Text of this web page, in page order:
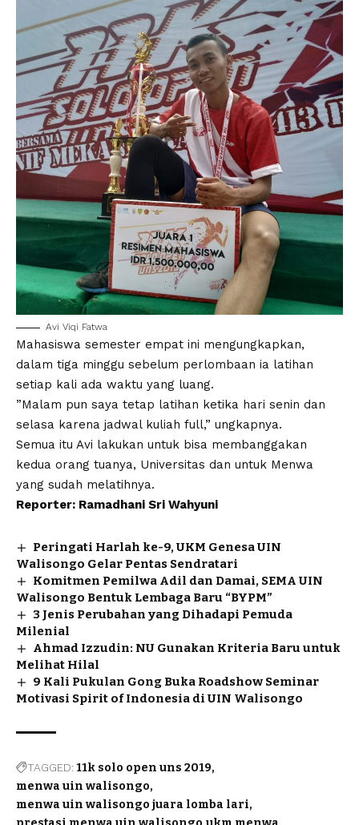
Avi Viqi Fatwa
Mahasiswa semester empat ini mengungkapkan,
dalam tiga minggu sebelum perlombaan ia latihan
setiap kali ada waktu yang luang.
”Malam pun saya tetap latihan ketika hari senin dan
selasa karena jadwal kuliah full,” ungkapnya.
Semua itu Avi lakukan untuk bisa membanggakan
kedua orang tuanya, Universitas dan untuk Menwa
yang sudah melatihnya.
Reporter: Ramadhani Sri Wahyuni
Peringati Harlah ke-9, UKM Genesa UIN
Walisongo Gelar Pentas Sendratari
Komitmen Pemilwa Adil dan Damai, SEMA UIN
Walisongo Bentuk Lembaga Baru “BYPM”
3 Jenis Perubahan yang Dihadapi Pemuda
Milenial
Ahmad Izzudin: NU Gunakan Kriteria Baru untuk
Melihat Hilal
9 Kali Pukulan Gong Buka Roadshow Seminar
Motivasi Spirit of Indonesia di UIN Walisongo
TAGGED:11k solo open uns 2019
menwa uin walisongo
menwa uin walisongo juara lomba lari